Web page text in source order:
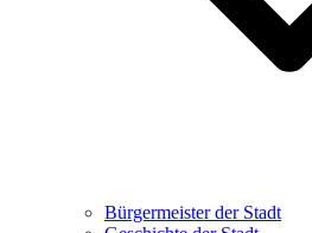
Bürgermeister der Stadt